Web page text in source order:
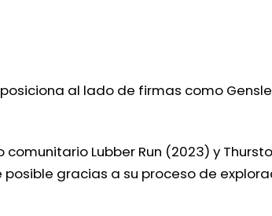
al lado de firmas como
Lubber Run (2023) y
gracias a su proceso de